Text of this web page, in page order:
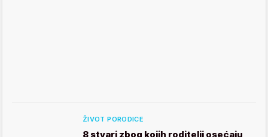
ŽIVOT PORODICE
8 stvari zbog kojih roditelji osećaju